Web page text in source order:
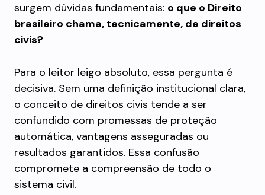
surgem dúvidas fundamentais: o que o Direito
brasileiro chama, tecnicamente, de direitos
civis?
Para o leitor leigo absoluto, essa pergunta é
decisiva. Sem uma definição institucional clara,
o conceito de direitos civis tende a ser
confundido com promessas de proteção
automática, vantagens asseguradas ou
resultados garantidos. Essa confusão
compromete a compreensão de todo o
sistema civil.